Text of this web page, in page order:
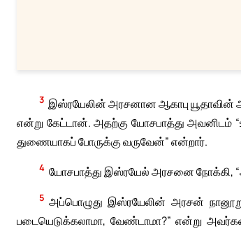
3 இஸ்ரயேலின் அரசனான ஆகாபு யூதாவின்
என்று கேட்டான். அதற்கு யோசபாத்து அவனிடம்
துணையாகப் போருக்கு வருவேன்” என்றார்.
4 யோசபாத்து இஸ்ரயேல் அரசனை நோக்கி,
5 அப்பொழுது இஸ்ரயேலின் அரசன்
படையெடுக்கலாமா, வேண்டாமா?” என்று